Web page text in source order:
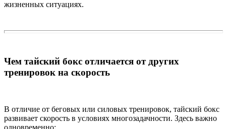
жизненных ситуациях.
Чем тайский бокс отличается от других
тренировок на скорость
В отличие от беговых или силовых тренировок, тайский бокс
развивает скорость в условиях многозадачности. Здесь важно
одновременно: